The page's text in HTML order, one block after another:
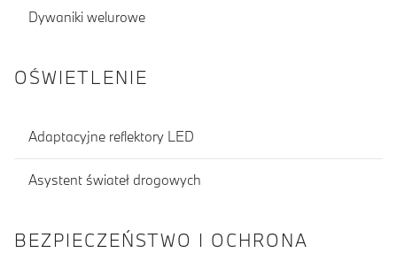
Dywaniki welurowe
OŚWIETLENIE
Adaptacyjne reflektory LED
Asystent świateł drogowych
BEZPIECZEŃSTWO I OCHRONA